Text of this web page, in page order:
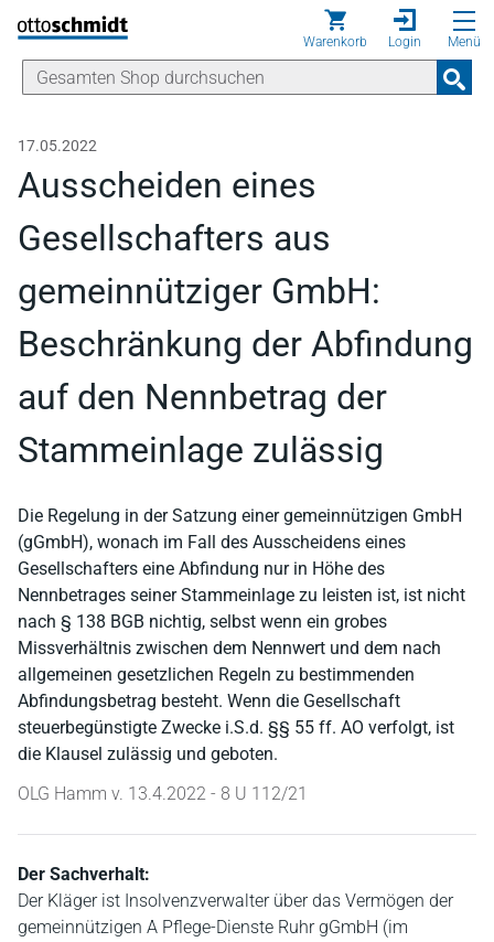
Direkt zum Inhalt
Warenkorb Login Menü
17.05.2022
Ausscheiden eines
Gesellschafters aus
gemeinnütziger GmbH:
Beschränkung der Abfindung
auf den Nennbetrag der
Stammeinlage zulässig
Die Regelung in der Satzung einer gemeinnützigen GmbH
(gGmbH), wonach im Fall des Ausscheidens eines
Gesellschafters eine Abfindung nur in Höhe des
Nennbetrages seiner Stammeinlage zu leisten ist, ist nicht
nach § 138 BGB nichtig, selbst wenn ein grobes
Missverhältnis zwischen dem Nennwert und dem nach
allgemeinen gesetzlichen Regeln zu bestimmenden
Abfindungsbetrag besteht. Wenn die Gesellschaft
steuerbegünstigte Zwecke i.S.d. §§ 55 ff. AO verfolgt, ist
die Klausel zulässig und geboten.
OLG Hamm v. 13.4.2022 - 8 U 112/21
Der Sachverhalt:
Der Kläger ist Insolvenzverwalter über das Vermögen der
gemeinnützigen A Pflege-Dienste Ruhr gGmbH (im